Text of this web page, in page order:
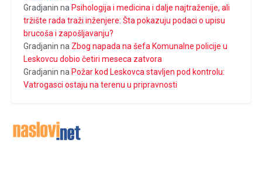
Gradjanin na Psihologija i medicina i dalje najtraženije, ali
tržište rada traži inženjere: Šta pokazuju podaci o upisu
brucoša i zapošljavanju?
Gradjanin na Zbog napada na šefa Komunalne policije u
Leskovcu dobio četiri meseca zatvora
Gradjanin na Požar kod Leskovca stavljen pod kontrolu:
Vatrogasci ostaju na terenu u pripravnosti